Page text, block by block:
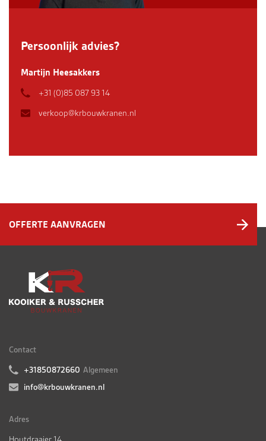
Persoonlijk advies?
Martijn Heesakkers
+31 (0)85 087 93 14
verkoop@krbouwkranen.nl
OFFERTE AANVRAGEN
Contact
+31850872660 Algemeen
info@krbouwkranen.nl
Adres